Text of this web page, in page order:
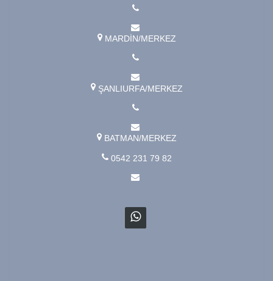
MARDİN/MERKEZ
ŞANLIURFA/MERKEZ
BATMAN/MERKEZ
0542 231 79 82